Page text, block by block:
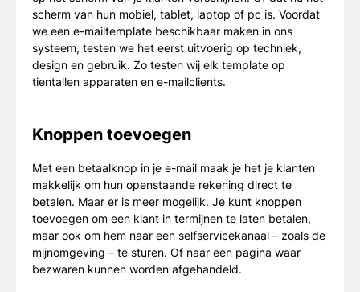
scherm van hun mobiel, tablet, laptop of pc is. Voordat
we een e-mailtemplate beschikbaar maken in ons
systeem, testen we het eerst uitvoerig op techniek,
design en gebruik. Zo testen wij elk template op
tientallen apparaten en e-mailclients.
Knoppen toevoegen
Met een betaalknop in je e-mail maak je het je klanten
makkelijk om hun openstaande rekening direct te
betalen. Maar er is meer mogelijk. Je kunt knoppen
toevoegen om een klant in termijnen te laten betalen,
maar ook om hem naar een selfservicekanaal – zoals de
mijnomgeving – te sturen. Of naar een pagina waar
bezwaren kunnen worden afgehandeld.